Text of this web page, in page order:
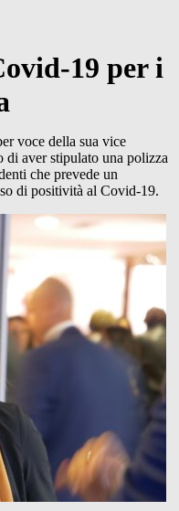
19 per i
voce della sua vice
di aver stipulato una polizza
che prevede un
di positività al Covid-19.